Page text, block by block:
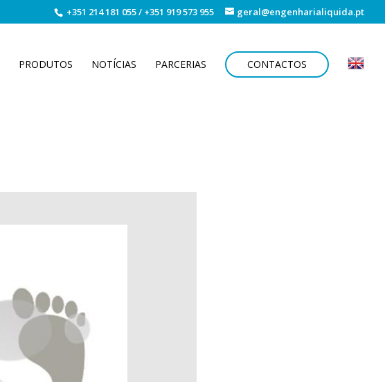
+351 214 181 055/ +351 919 573 955 geral@engenharialiquida.pt
PRODUTOS NOTÍCIAS PARCERIAS CONTACTOS